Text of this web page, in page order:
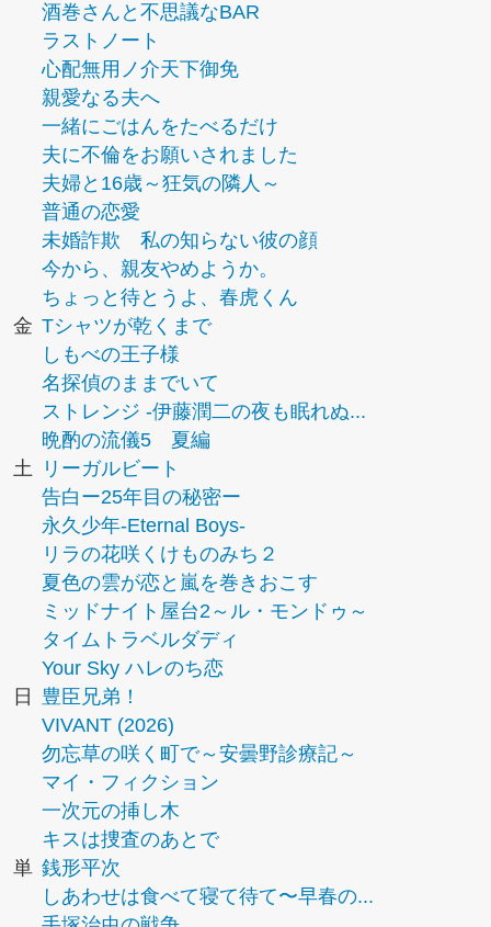
酒巻さんと不思議なBAR
ラストノート
心配無用ノ介天下御免
親愛なる夫へ
一緒にごはんをたべるだけ
夫に不倫をお願いされました
夫婦と16歳～狂気の隣人～
普通の恋愛
未婚詐欺 私の知らない彼の顔
今から、親友やめようか。
ちょっと待とうよ、春虎くん
金 Tシャツが乾くまで
しもべの王子様
名探偵のままでいて
ストレンジ -伊藤潤二の夜も眠れぬ...
晩酌の流儀5 夏編
土
リーガルビート
告白ー25年目の秘密ー
永久少年-Eternal Boys-
リラの花咲くけものみち２
夏色の雲が恋と嵐を巻きおこす
ミッドナイト屋台2～ル・モンドゥ～
タイムトラベルダディ
Your Sky ハレのち恋
日
豊臣兄弟！
VIVANT (2026)
勿忘草の咲く町で～安曇野診療記～
マイ・フィクション
一次元の挿し木
キスは捜査のあとで
単 銭形平次
しあわせは食べて寝て待て〜早春の...